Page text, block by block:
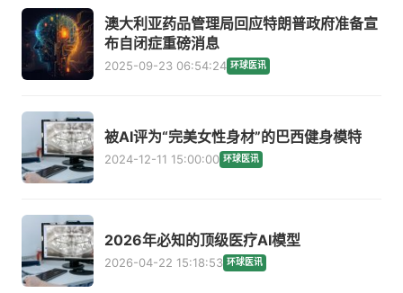
澳大利亚药品管理局回应特朗普政府准备宣
布自闭症重磅消息
2025-09-23 06:54:24 环球医讯
被AI评为“完美女性身材”的巴西健身模特
2024-12-11 15:00:00 环球医讯
2026年必知的顶级医疗AI模型
2026-04-22 15:18:53 环球医讯